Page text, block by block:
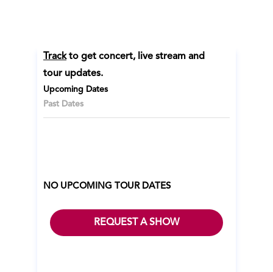
Trackto get concert, live stream and
tour updates.
Upcoming Dates
Past Dates
NO UPCOMING TOUR DATES
REQUEST A SHOW